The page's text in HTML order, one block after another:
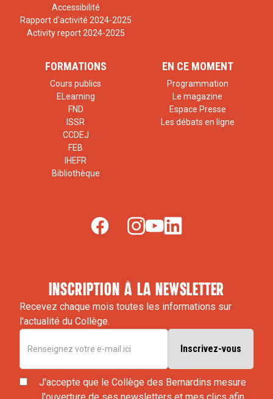
Accessibilité
Rapport d'activité 2024-2025
Activity report 2024-2025
FORMATIONS
Cours publics
ELearning
FND
ISSR
CCDEJ
FEB
IHEFR
Bibliothèque
EN CE MOMENT
Programmation
Le magazine
Espace Presse
Les débats en ligne
inscription à la newsletter
Recevez chaque mois toutes les informations sur
l'actualité du Collège.
J'accepte que le Collège des Bernardins mesure